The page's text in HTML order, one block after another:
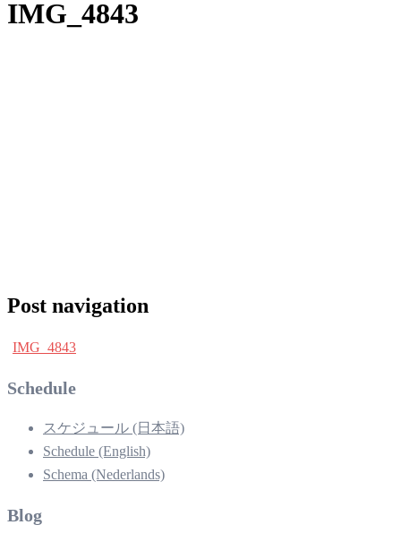
IMG_4843
Post navigation
IMG_4843
Schedule
スケジュール (日本語)
Schedule (English)
Schema (Nederlands)
Blog